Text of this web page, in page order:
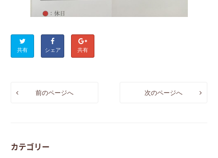
共有 シェア 共有
前のページへ 次のページへ
カテゴリー